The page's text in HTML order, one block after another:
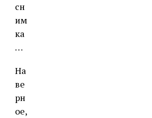
сн
им
ка
…
На
ве
рн
ое,